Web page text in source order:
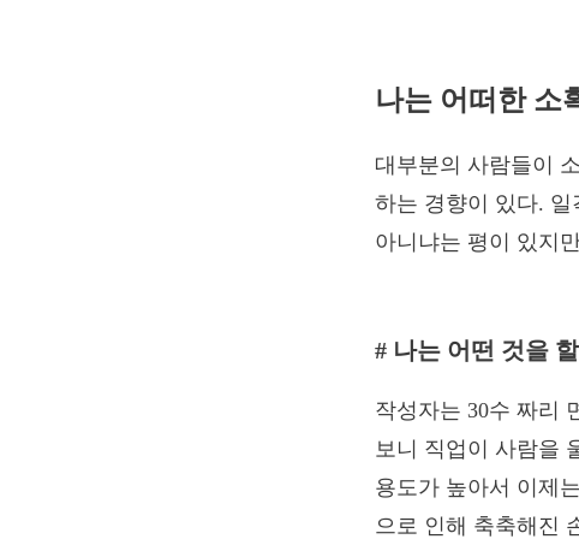
나는 어떠한 소
대부분의 사람들이
하는 경향이 있다. 일
아니냐는 평이 있지
# 나는 어떤 것을
작성자는 30수 짜리
보니 직업이 사람을
용도가 높아서 이제
으로 인해 축축해진